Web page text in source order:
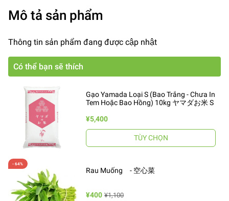
Mô tả sản phẩm
Thông tin sản phẩm đang được cập nhật
Có thể bạn sẽ thích
Gạo Yamada Loại S (Bao Trắng - Chưa In
Tem Hoặc Bao Hồng) 10kg ヤマダお米 S
¥5,400
TÙY CHỌN
Rau Muống - 空心菜
¥400 ¥1,100